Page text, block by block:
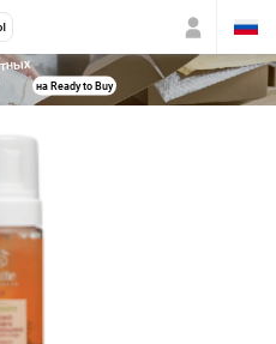
на Ready to Buy